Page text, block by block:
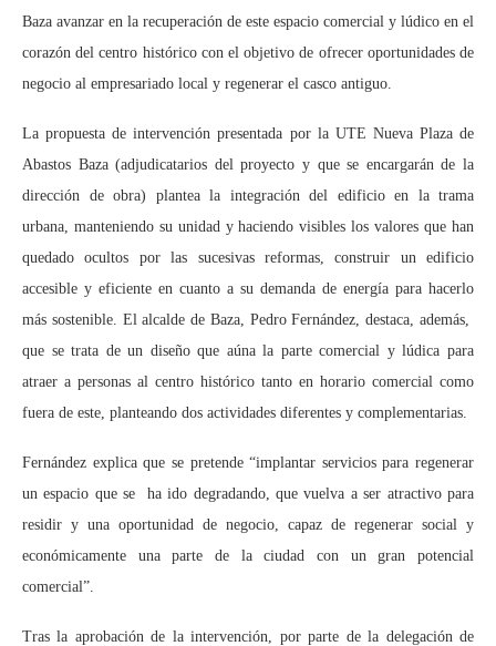
Baza avanzar en la recuperación de este espacio comercial y lúdico en el
corazón del centro histórico con el objetivo de ofrecer oportunidades de
negocio al empresariado local y regenerar el casco antiguo.
La propuesta de intervención presentada por la UTE Nueva Plaza de
Abastos Baza (adjudicatarios del proyecto y que se encargarán de la
dirección de obra) plantea la integración del edificio en la trama
urbana, manteniendo su unidad y haciendo visibles los valores que han
quedado ocultos por las sucesivas reformas, construir un edificio
accesible y eficiente en cuanto a su demanda de energía para hacerlo
más sostenible. El alcalde de Baza, Pedro Fernández, destaca, además,
que se trata de un diseño que aúna la parte comercial y lúdica para
atraer a personas al centro histórico tanto en horario comercial como
fuera de este, planteando dos actividades diferentes y complementarias.
Fernández explica que se pretende “implantar servicios para regenerar
un espacio que se ha ido degradando, que vuelva a ser atractivo para
residir y una oportunidad de negocio, capaz de regenerar social y
económicamente una parte de la ciudad con un gran potencial
comercial”.
Tras la aprobación de la intervención, por parte de la delegación de